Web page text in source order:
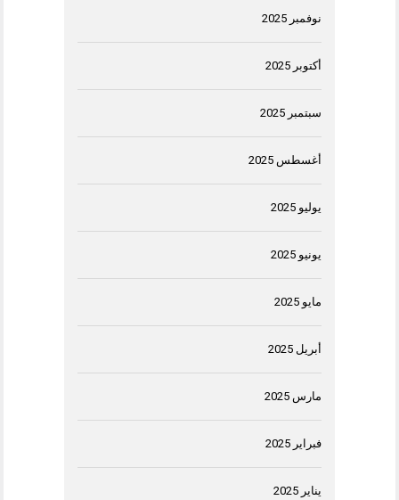
نوفمبر 2025
أكتوبر 2025
سبتمبر 2025
أغسطس 2025
يوليو 2025
يونيو 2025
مايو 2025
أبريل 2025
مارس 2025
فبراير 2025
يناير 2025